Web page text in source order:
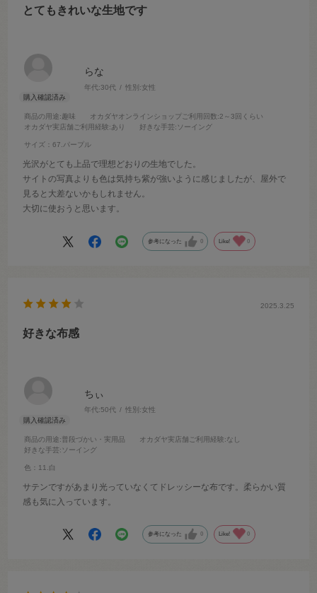
らな
年代:30代 性別:女性
商品の用途:趣味 オカダヤオンラインショップご利用回数:2～3回くらい
オカダヤ実店舗ご利用経験:あり 好きな手芸:ソーイング
サイズ：67.パープル
とてもきれいな生地です
光沢がとても上品で理想どおりの生地でした。
サイトの写真よりも色は気持ち紫が強いように感じましたが、屋外で
見ると大差ないかもしれません。
大切に使おうと思います。
参考になった 0 Like! 0
ちぃ
年代:50代 性別:女性
商品の用途:普段づかい・実用品 オカダヤ実店舗ご利用経験:なし
好きな手芸:ソーイング
色：11.白
2025.3.25
好きな布感
サテンですがあまり光っていなくてドレッシーな布です。柔らかい質
感も気に入っています。
参考になった 0 Like! 0